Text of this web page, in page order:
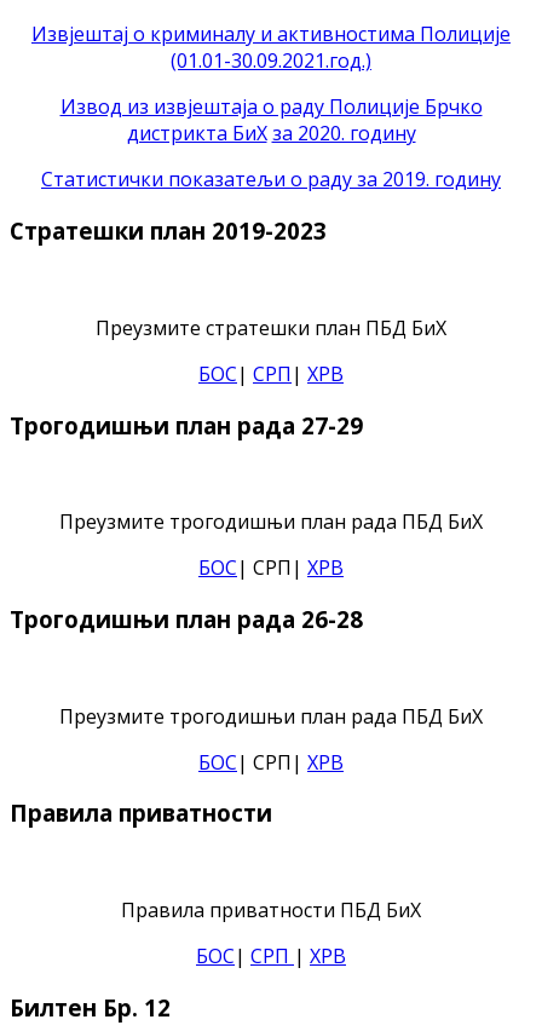
Извјештај о криминалу и активностима Полиције
(01.01-30.09.2021.год.)
Извод из извјештаја о раду Полиције Брчко
дистрикта БиХ за 2020. годину
Статистички показатељи о раду за 2019. годину
Стратешки план 2019-2023
Преузмите стратешки план ПБД БиХ
БОС| СРП | ХРВ
Трогодишњи план рада 27-29
Преузмите трогодишњи план рада ПБД БиХ
БОС| СРП| ХРВ
Трогодишњи план рада 26-28
Преузмите трогодишњи план рада ПБД БиХ
БОС| СРП| ХРВ
Правила приватности
Правила приватности ПБД БиХ
БОС| СРП | ХРВ
Билтен Бр. 12